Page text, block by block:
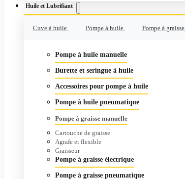
Huile et Lubrifiant
Cuve à huile Pompe à huile Pompe à graisse
Pompe à huile manuelle
Burette et seringue à huile
Accessoires pour pompe à huile
Pompe à huile pneumatique
Pompe à graisse manuelle
Cartouche de graisse
Agrafe et flexible
Graisseur
Pompe à graisse électrique
Pompe à graisse pneumatique